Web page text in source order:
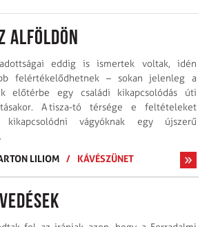
Alföldön
eddig is ismertek voltak, idén
felértékelődhetnek – sokan jelenleg a
előtérbe egy családi kikapcsolódás úti
A tisza-tó térsége e feltételeket
vágyóknak egy újszerű
LILIOM / KÁVÉSZÜNET